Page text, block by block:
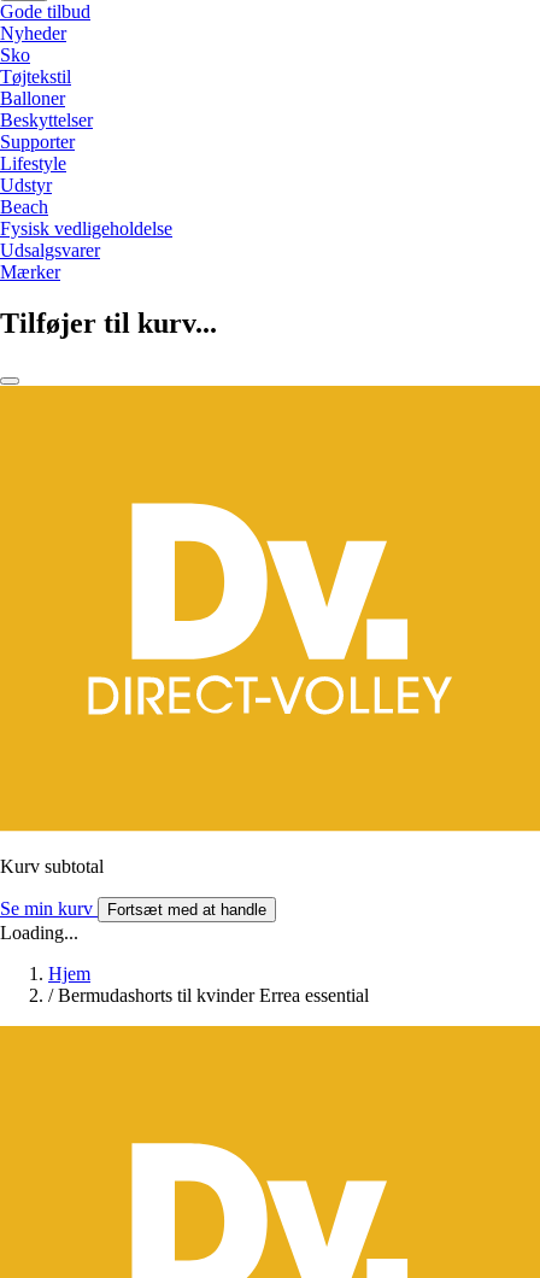
Gode tilbud
Nyheder
Sko
Tøjtekstil
Balloner
Beskyttelser
Supporter
Lifestyle
Udstyr
Beach
Fysisk vedligeholdelse
Udsalgsvarer
Mærker
Tilføjer til kurv...
Kurv subtotal
Se min kurv Fortsæt med at handle
Loading...
Hjem
/ Bermudashorts til kvinder Errea essential